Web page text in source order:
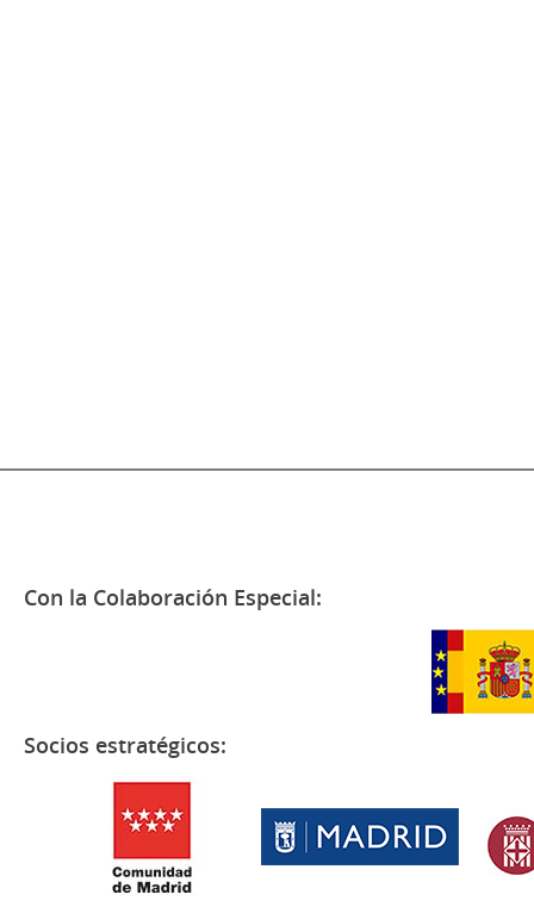
Con la Colaboración Especial:
Socios estratégicos: